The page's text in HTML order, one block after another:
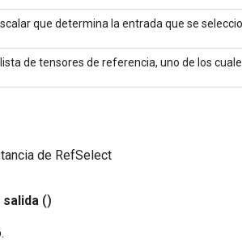
que determina la entrada que se
de tensores de referencia, uno de los
de RefSelect
salida ()